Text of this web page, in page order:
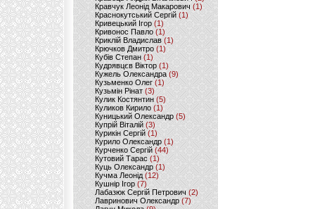
Кравчук Леонід Макарович (1)
Краснокутський Сергій (1)
Кривецький Ігор (1)
Кривонос Павло (1)
Криклій Владислав (1)
Крючков Дмитро(1)
Кубів Степан(1)
Кудрявцєв Віктор (1)
Кужель Олександра (9)
Кузьменко Олег (1)
Кузьмін Рінат(3)
Кулик Костянтин(5)
Куликов Кирило (1)
Куницький Олександр (5)
Купрій Віталій (3)
Курикін Сергій(1)
Курило Олександр (1)
Курченко Сергій (44)
Кутовий Тарас (1)
Куць Олександр (1)
Кучма Леонід (12)
Кушнір Ігор(7)
Лабазюк Сергій Петрович (2)
Лавринович Олександр(7)